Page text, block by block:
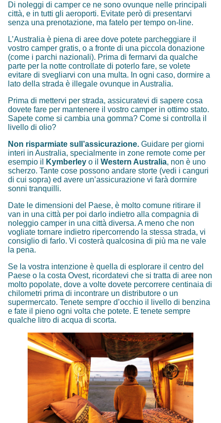
Di noleggi di camper ce ne sono ovunque nelle principali
città, e in tutti gli aeroporti. Evitate però di presentarvi
senza una prenotazione, ma fatelo per tempo on-line.
L’Australia è piena di aree dove potete parcheggiare il
vostro camper gratis, o a fronte di una piccola donazione
(come i parchi nazionali). Prima di fermarvi da qualche
parte per la notte controllate di poterlo fare, se volete
evitare di svegliarvi con una multa. In ogni caso, dormire a
lato della strada è illegale ovunque in Australia.
Prima di mettervi per strada, assicuratevi di sapere cosa
dovete fare per mantenere il vostro camper in ottimo stato.
Sapete come si cambia una gomma? Come si controlla il
livello di olio?
Non risparmiate sull’assicurazione. Guidare per giorni
interi in Australia, specialmente in zone remote come per
esempio il
Kymberley o il Western Australia, non è uno
scherzo. Tante cose possono andare storte (vedi i canguri
di cui sopra) ed avere un’assicurazione vi farà dormire
sonni tranquilli.
Date le dimensioni del Paese, è molto comune ritirare il
van in una città per poi darlo indietro alla compagnia di
noleggio camper in una città diversa. A meno che non
vogliate tornare indietro ripercorrendo la stessa strada, vi
consiglio di farlo. Vi costerà qualcosina di più ma ne vale
la pena.
Se la vostra intenzione è quella di esplorare il centro del
Paese o la costa Ovest, ricordatevi che si tratta di aree non
molto popolate, dove a volte dovete percorrere centinaia di
chilometri prima di incontrare un distributore o un
supermercato. Tenete sempre d’occhio il livello di benzina
e fate il pieno ogni volta che potete. E tenete sempre
qualche litro di acqua di scorta.